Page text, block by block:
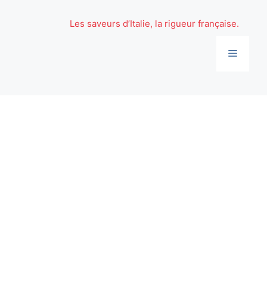
Les saveurs d’Italie, la rigueur française.
Menu